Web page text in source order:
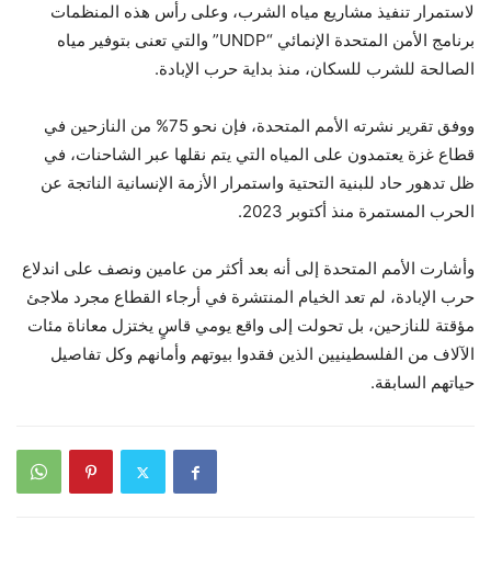
لاستمرار تنفيذ مشاريع مياه الشرب، وعلى رأس هذه المنظمات
برنامج الأمن المتحدة الإنمائي “UNDP” والتي تعنى بتوفير مياه
الصالحة للشرب للسكان، منذ بداية حرب الإبادة.
ووفق تقرير نشرته الأمم المتحدة، فإن نحو 75% من النازحين في
قطاع غزة يعتمدون على المياه التي يتم نقلها عبر الشاحنات، في
ظل تدهور حاد للبنية التحتية واستمرار الأزمة الإنسانية الناتجة عن
الحرب المستمرة منذ أكتوبر 2023.
وأشارت الأمم المتحدة إلى أنه بعد أكثر من عامين ونصف على اندلاع
حرب الإبادة، لم تعد الخيام المنتشرة في أرجاء القطاع مجرد ملاجئ
مؤقتة للنازحين، بل تحولت إلى واقع يومي قاسٍ يختزل معاناة مئات
الآلاف من الفلسطينيين الذين فقدوا بيوتهم وأمانهم وكل تفاصيل
حياتهم السابقة.